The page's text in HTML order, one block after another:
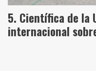
Científica de la
internacional